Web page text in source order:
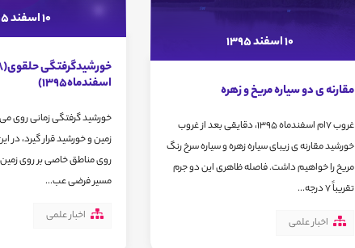
10 اسفند 1395
مقارنه ی دو سیاره مریخ و زهره
غروب 7ام اسفندماه 1395، دقایقی بعد از غروب
خورشید مقارنه ی زیبای سیاره زهره و سیاره سرخ رنگ
مریخ را خواهیم داشت. فاصله ظاهری این دو جرم
تقریباً 7 درجه...
اخبار علمی
10 اسفند 1395
اسفندماه1395)
خورشید گرفتگی زمانی روی
زمین و خورشید قرار گیرد، در
روی مناطق خاصی بر روی
مسیر فرضی عب...
اخبار علمی